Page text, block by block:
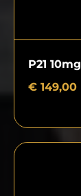
P21 10mg
€ 149,00